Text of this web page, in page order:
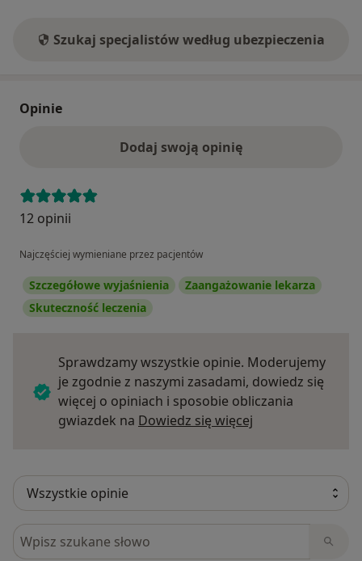
Szukaj specjalistów według ubezpieczenia
Opinie
Dodaj swoją opinię
12 opinii
Najczęściej wymieniane przez pacjentów
Szczegółowe wyjaśnienia
Zaangażowanie lekarza
Skuteczność leczenia
Sprawdzamy wszystkie opinie. Moderujemy
je zgodnie z naszymi zasadami, dowiedz się
więcej o opiniach i sposobie obliczania
gwiazdek na Dowiedz się więcej
Szukaj w opiniach